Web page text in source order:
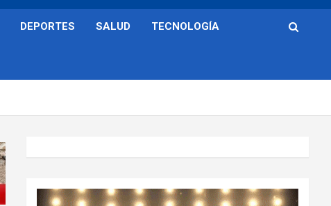
DEPORTES SALUD TECNOLOGÍA